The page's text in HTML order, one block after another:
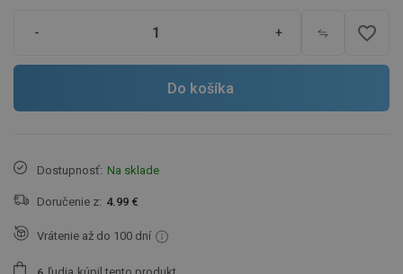
- + favorite_border
Do košíka
Dostupnosť: Na sklade
Doručenie z: 4.99 €
Vrátenie až do 100 dní